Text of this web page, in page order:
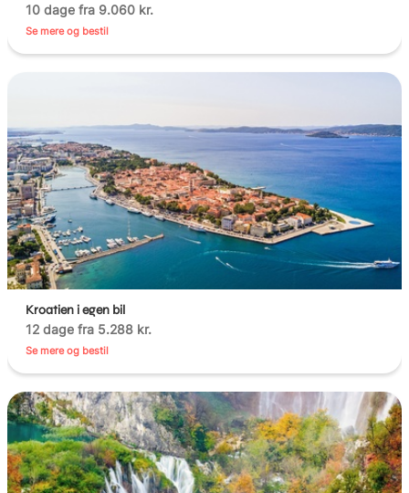
10 dage fra 9.060 kr.
Se mere og bestil
Kroatien i egen bil
12 dage fra 5.288 kr.
Se mere og bestil